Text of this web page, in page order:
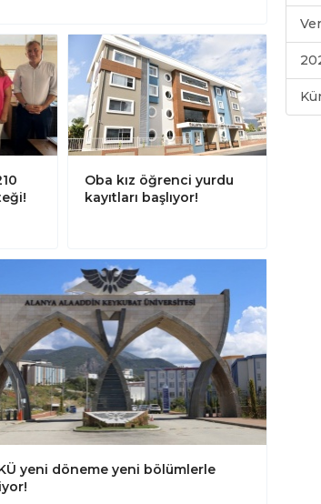
Oba kız öğrenci yurdu
kayıtları başlıyor!
yeni döneme yeni bölümlerle